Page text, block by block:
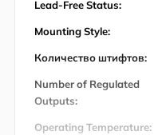
Lead-Free Status:
Mounting Style:
Количество штифтов:
Number of Regulated
Outputs:
Operating Temperature: